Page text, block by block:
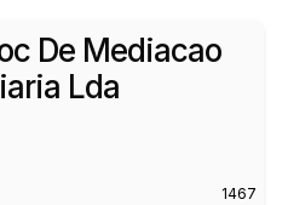
De Mediacao
Lda
1467